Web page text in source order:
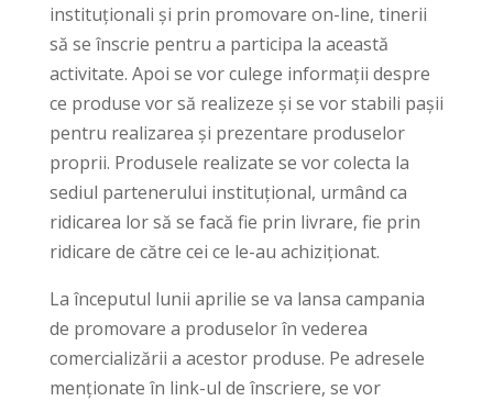
instituționali și prin promovare on-line, tinerii
să se înscrie pentru a participa la această
activitate. Apoi se vor culege informații despre
ce produse vor să realizeze și se vor stabili pașii
pentru realizarea și prezentare produselor
proprii. Produsele realizate se vor colecta la
sediul partenerului instituțional, urmând ca
ridicarea lor să se facă fie prin livrare, fie prin
ridicare de către cei ce le-au achiziționat.
La începutul lunii aprilie se va lansa campania
de promovare a produselor în vederea
comercializării a acestor produse. Pe adresele
menționate în link-ul de înscriere, se vor